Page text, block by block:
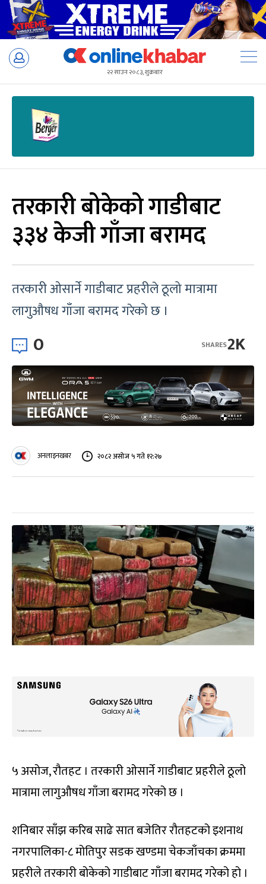
Skip
२२ साउन २०८३, शुक्रबार
तरकारी बोकेको गाडीबाट
३३४ केजी गाँजा बरामद
तरकारी ओसार्ने गाडीबाट प्रहरीले ठूलो मात्रामा
लागुऔषध गाँजा बरामद गरेको छ ।
0 2K
SHARES
अनलाइनखबर २०८२ असोज ५ गते १२:२७
५ असोज, रौतहट । तरकारी ओसार्ने गाडीबाट प्रहरीले ठूलो
मात्रामा लागुऔषध गाँजा बरामद गरेको छ ।
शनिबार साँझ करिब साढे सात बजेतिर रौतहटको इशनाथ
नगरपालिका-८ मोतिपुर सडक खण्डमा चेकजाँचका क्रममा
प्रहरीले तरकारी बोकेको गाडीबाट गाँजा बरामद गरेको हो ।